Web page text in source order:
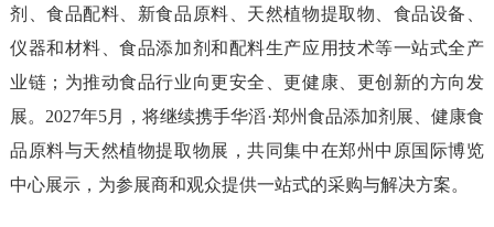
剂、食品配料、新食品原料、天然植物提取物、食品设备、
仪器和材料、食品添加剂和配料生产应用技术等一站式全产
业链；为推动食品行业向更安全、更健康、更创新的方向发
展。2027年5月，将继续携手华滔·郑州食品添加剂展、健康食
品原料与天然植物提取物展，共同集中在郑州中原国际博览
中心展示，为参展商和观众提供一站式的采购与解决方案。